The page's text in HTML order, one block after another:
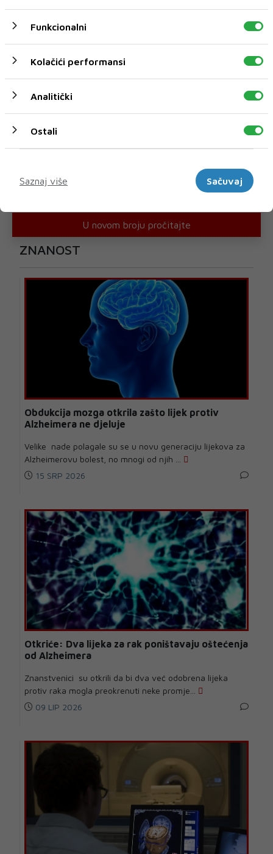
U novom broju pročitajte
ZNANOST
Obdukcija mozga otkrila zašto lijek protiv
Alzheimera ne djeluje
Velike nade polagale su se u novu generaciju lijekova za
Alzheimerovu bolest, no mnogi od njih ...
15 SRP 2026
Otkriće: Dva lijeka za rak poništavaju oštećenja
od Alzheimera
Znanstvenici su otkrili da bi dva već odobrena lijeka
protiv raka mogla preokrenuti neke promje...
09 LIP 2026
Funkcionalni
Kolačići performansi
Analitički
Ostali
Saznaj više
Sačuvaj